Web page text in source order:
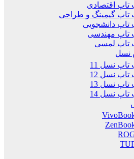
تاپ اقتصادی
تاپ گیمینگ و طراحی
تاپ دانشجویی
تاپ مهندسی
تاپ لمسی
نسل
نسل 11
نسل 12
نسل 13
نسل 14